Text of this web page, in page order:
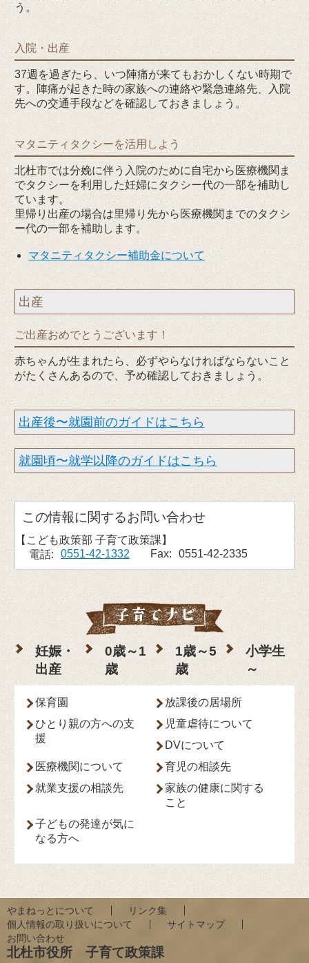
う。
入院・出産
37週を過ぎたら、いつ陣痛が来てもおかしくない時期で
す。陣痛が起きた時の家族への連絡や緊急連絡先、入院
先への交通手段などを確認しておきましょう。
マタニティタクシーを活用しよう
北杜市では分娩に伴う入院のために自宅から医療機関ま
でタクシーを利用した妊婦にタクシー代の一部を補助し
ています。
里帰り出産の場合は里帰り先から医療機関までのタクシ
ー代の一部を補助します。
マタニティタクシー補助金について
出産
ご出産おめでとうございます！
赤ちゃんが生まれたら、必ずやらなければならないこと
がたくさんあるので、予め確認しておきましょう。
出産後〜就園前のガイドはこちら
就園頃〜就学以降のガイドはこちら
お問い合わせ
こども政策部 子育て政策課
電話:
0551-42-1332 Fax: 0551-42-2335
妊娠・
出産
0歳～1
歳
1歳～5
歳
小学生
～
保育園
放課後の居場所
ひとり親の方への支
援
児童虐待について
DVについて
医療機関について
育児の相談先
就業支援の相談先
家族の健康に関する
こと
子どもの発達が気に
なる方へ
やまねっとについて
リンク集
個人情報の取り扱いについて
サイトマップ
お問い合わせ
北杜市役所 子育て政策課